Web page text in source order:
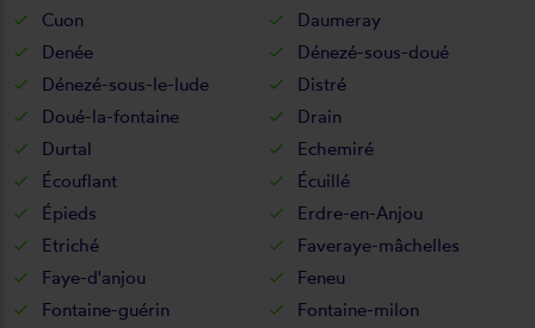
Cuon
Daumeray
Denée
Dénezé-sous-doué
Dénezé-sous-le-lude
Distré
Doué-la-fontaine
Drain
Durtal
Echemiré
Écouflant
Écuillé
Épieds
Erdre-en-Anjou
Etriché
Faveraye-mâchelles
Faye-d'anjou
Feneu
Fontaine-guérin
Fontaine-milon